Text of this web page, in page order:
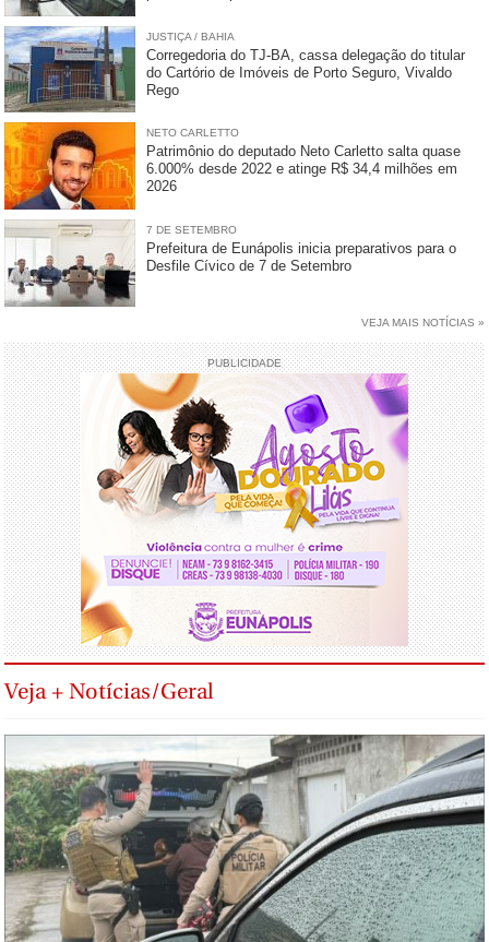
JUSTIÇA / BAHIA
Corregedoria do TJ-BA, cassa delegação do titular
do Cartório de Imóveis de Porto Seguro, Vivaldo
Rego
NETO CARLETTO
Patrimônio do deputado Neto Carletto salta quase
6.000% desde 2022 e atinge R$ 34,4 milhões em
2026
7 DE SETEMBRO
Prefeitura de Eunápolis inicia preparativos para o
Desfile Cívico de 7 de Setembro
VEJA MAIS NOTÍCIAS »
PUBLICIDADE
Veja + Notícias/Geral